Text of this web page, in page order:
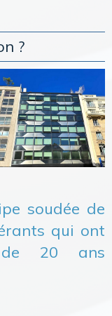
?
soudée de
qui ont
20 ans